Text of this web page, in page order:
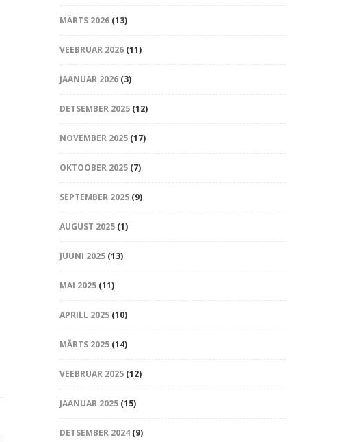
MÄRTS 2026(13)
VEEBRUAR 2026(11)
JAANUAR 2026(3)
DETSEMBER 2025(12)
NOVEMBER 2025(17)
OKTOOBER 2025(7)
SEPTEMBER 2025(9)
AUGUST 2025(1)
JUUNI 2025(13)
MAI 2025(11)
APRILL 2025(10)
MÄRTS 2025(14)
VEEBRUAR 2025(12)
JAANUAR 2025(15)
DETSEMBER 2024(9)